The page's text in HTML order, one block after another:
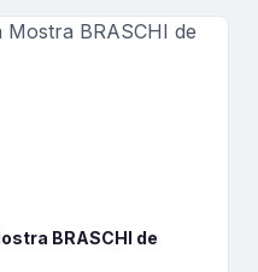
BRASCHI de